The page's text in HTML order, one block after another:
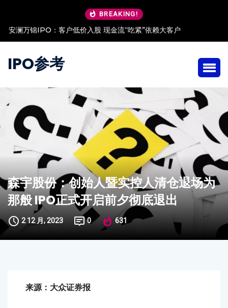
BREAKING!
安澜万锦IPO：客户低价入股 现金流“吃紧”依赖大客户
IPO参考
森宇股份：创始人暨实控人清仓退场为
那般 IPO正式开启前夕彻底退出
2 12 月, 2023 0 631
来源：大众证券报